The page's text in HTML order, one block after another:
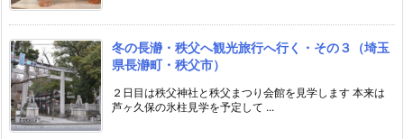
冬の長瀞・秩父へ観光旅行へ行く・その３（埼玉
県長瀞町・秩父市）
２日目は秩父神社と秩父まつり会館を見学します 本来は
芦ヶ久保の氷柱見学を予定して ...